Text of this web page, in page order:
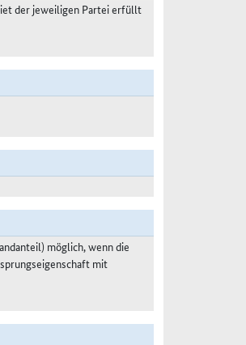
der jeweiligen Partei erfüllt
möglich, wenn die
mit